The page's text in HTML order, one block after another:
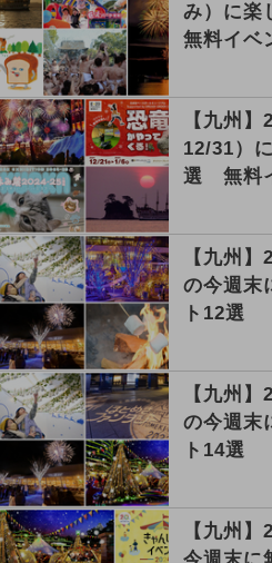
み）に楽
無料イベ
【九州
12/31）
選 無料
【九州
の今週末
ト12選
【九州
の今週末
ト14選
【九州